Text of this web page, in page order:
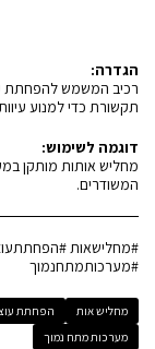
הגדרה:
רכיב המשמש להפחתת
תקשורת כדי למנוע
דוגמה לשימוש:
מחליש אותות מותקן
המשודרים.
#מחלישאות
#מערכותמתחנמוך
מחליש אות הפחתת
מערכות מתח נמוך